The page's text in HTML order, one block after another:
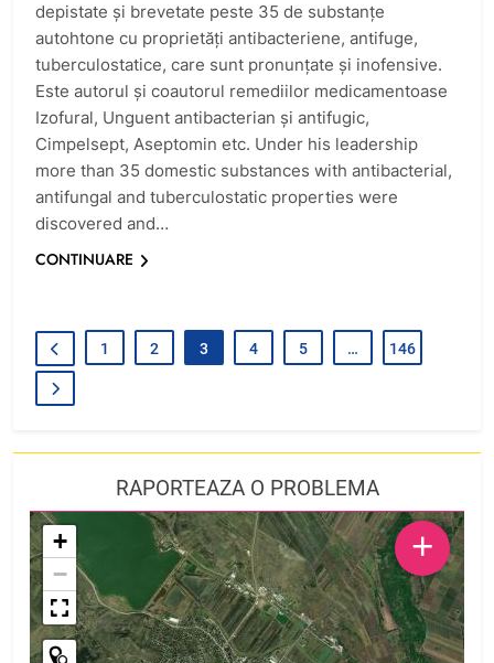
depistate și brevetate peste 35 de substanțe
autohtone cu proprietăți antibacteriene, antifuge,
tuberculostatice, care sunt pronunțate și inofensive.
Este autorul și coautorul remediilor medicamentoase
Izofural, Unguent antibacterian și antifugic,
Cimpelsept, Aseptomin etc. Under his leadership
more than 35 domestic substances with antibacterial,
antifungal and tuberculostatic properties were
discovered and…
CONTINUARE
1 2 3 4 5 … 146
RAPORTEAZA O PROBLEMA
+
−
+